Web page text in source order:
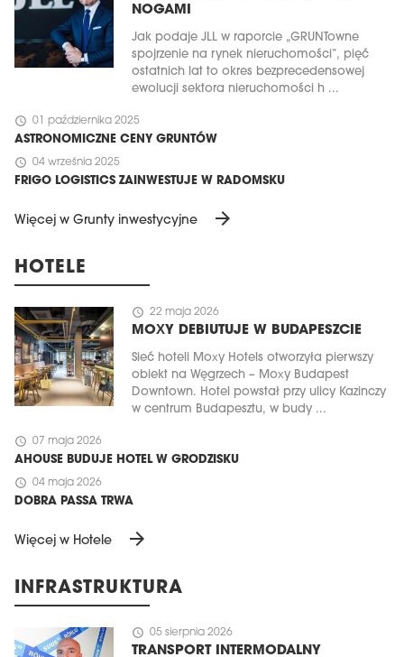
NOGAMI
Jak podaje JLL w raporcie „GRUNTowne
spojrzenie na rynek nieruchomości”, pięć
ostatnich lat to okres bezprecedensowej
ewolucji sektora nieruchomości h ...
schedule 01 października 2025
ASTRONOMICZNE CENY GRUNTÓW
schedule 04 września 2025
FRIGO LOGISTICS ZAINWESTUJE W RADOMSKU
Więcej w Grunty inwestycyjne arrow_forward
HOTELE
schedule 22 maja 2026
MOXY DEBIUTUJE W BUDAPESZCIE
Sieć hoteli Moxy Hotels otworzyła pierwszy
obiekt na Węgrzech – Moxy Budapest
Downtown. Hotel powstał przy ulicy Kazinczy
w centrum Budapesztu, w budy ...
schedule 07 maja 2026
AHOUSE BUDUJE HOTEL W GRODZISKU
schedule 04 maja 2026
DOBRA PASSA TRWA
Więcej w Hotele arrow_forward
INFRASTRUKTURA
schedule 05 sierpnia 2026
TRANSPORT INTERMODALNY